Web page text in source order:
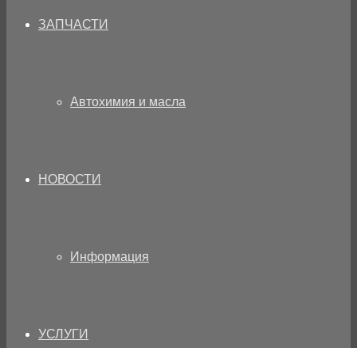
ЗАПЧАСТИ
Автохимия и масла
НОВОСТИ
Информация
УСЛУГИ